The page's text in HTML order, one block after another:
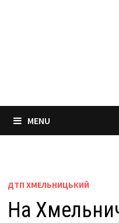
MENU
ДТП ХМЕЛЬНИЦЬКИЙ
На